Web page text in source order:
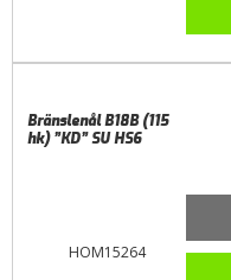
HOM15264
Bränslenål B18B (115
hk) ”KD” SU HS6